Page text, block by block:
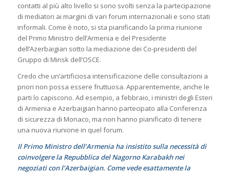
contatti al più alto livello si sono svolti senza la partecipazione
di mediatori ai margini di vari forum internazionali e sono stati
informali. Come è noto, si sta pianificando la prima riunione
del Primo Ministro dell’Armenia e del Presidente
dell’Azerbaigian sotto la mediazione dei Co-presidenti del
Gruppo di Minsk dell’OSCE.
Credo che un’artificiosa intensificazione delle consultazioni a
priori non possa essere fruttuosa. Apparentemente, anche le
parti lo capiscono. Ad esempio, a febbraio, i ministri degli Esteri
di Armenia e Azerbaigian hanno partecipato alla Conferenza
di sicurezza di Monaco, ma non hanno pianificato di tenere
una nuova riunione in quel forum.
Il Primo Ministro dell’Armenia ha insistito sulla necessità di
coinvolgere la Repubblica del Nagorno Karabakh nei
negoziati con l’Azerbaigian. Come vede esattamente la